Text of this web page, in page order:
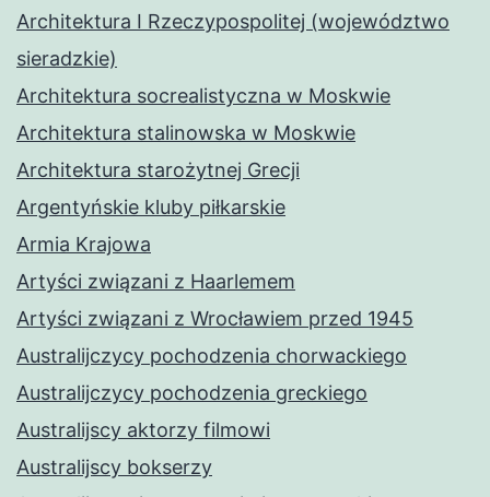
Architektura I Rzeczypospolitej (województwo
sieradzkie)
Architektura socrealistyczna w Moskwie
Architektura stalinowska w Moskwie
Architektura starożytnej Grecji
Argentyńskie kluby piłkarskie
Armia Krajowa
Artyści związani z Haarlemem
Artyści związani z Wrocławiem przed 1945
Australijczycy pochodzenia chorwackiego
Australijczycy pochodzenia greckiego
Australijscy aktorzy filmowi
Australijscy bokserzy